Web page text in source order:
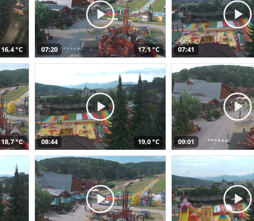
16,4 °C 07:20 17,1 °C 07:41
18,7 °C 08:44 19,0 °C 09:01